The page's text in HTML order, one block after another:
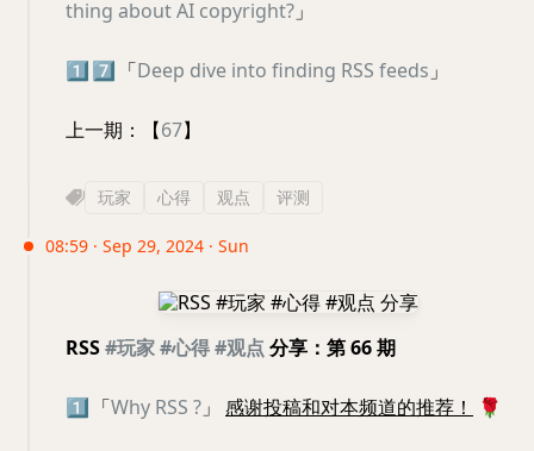
thing about AI copyright? 」
1️⃣7️⃣ 「Deep dive into finding RSS feeds 」
上一期：【67】
玩家 心得 观点 评测
08:59 · Sep 29, 2024 · Sun
RSS#玩家#心得#观点 分享：第 66 期
1️⃣ 「Why RSS ? 」 感谢投稿和对本频道的推荐！ 🌹